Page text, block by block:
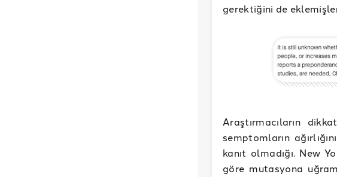
gerektiğini de
Araştırmacıların
semptomların
kanıt olmadığı. New
göre mutasyona